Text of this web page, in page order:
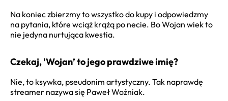
Na koniec zbierzmy to wszystko do kupy i odpowiedzmy
na pytania, które wciąż krążą po necie. Bo Wojan wiek to
nie jedyna nurtująca kwestia.
Czekaj, 'Wojan’ to jego prawdziwe imię?
Nie, to ksywka, pseudonim artystyczny. Tak naprawdę
streamer nazywa się Paweł Woźniak.